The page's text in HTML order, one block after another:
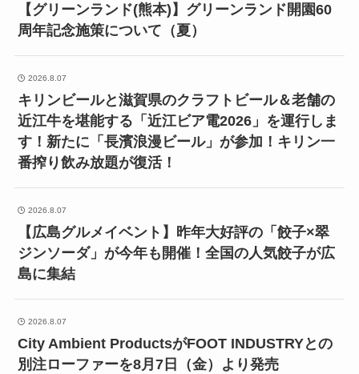
【グリーンランド(熊本)】グリーンランド開園60
周年記念施策について（夏）
2026.8.07
キリンビールと滋賀県のクラフトビール＆老舗の
近江牛を堪能する「近江ビア電2026」を運行しま
す！新たに「長濱浪漫ビール」が参加！キリン一
番搾り飲み放題が復活！
2026.8.07
【広島グルメイベント】昨年大好評の「餃子×翠
ジンソーダ」が今年も開催！全国の人気餃子が広
島に集結
2026.8.07
City Ambient ProductsがFOOT INDUSTRYとの
別注ローファーを8月7日（金）より発売